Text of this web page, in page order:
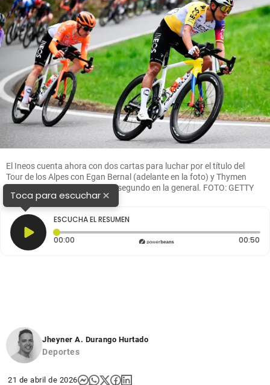
El Ineos cuenta ahora con dos cartas para luchar por el título del
Tour de los Alpes con Egan Bernal (adelante en la foto) y Thymen
Arensman (naranja), quien es segundo en la general. FOTO: GETTY
Toca para escuchar×
ESCUCHA EL RESUMEN
00:00 Tiempo transcurrido: 0 segundos 00:50
Jheyner A. Durango Hurtado
Deportes
21 de abril de 2026